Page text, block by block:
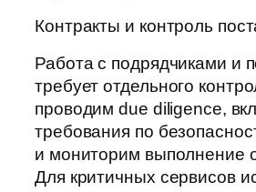
Контракты и контроль
Работа с подрядчиками и
требует отдельного
проводим due diligence,
требования по
и мониторим выполнение
Для критичных сервисов